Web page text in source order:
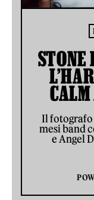
STONE
CALM
Il fotografo
mesi band
e Angel